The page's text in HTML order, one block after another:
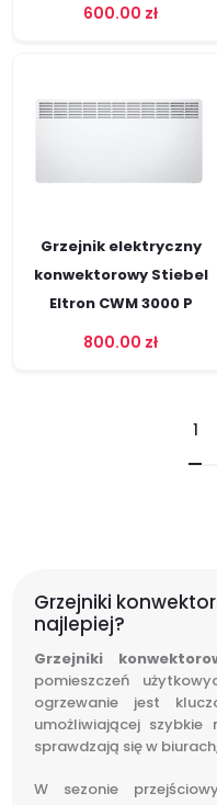
600.00 zł
Grzejnik elektryczny
konwektorowy Stiebel
Eltron CWM 3000 P
800.00 zł
1
Grzejniki
najlepiej?
Grzejniki
pomieszczeń
ogrzewanie jest
umożliwiającej szybkie
sprawdzają się w
W sezonie